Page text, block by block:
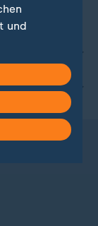
und
ändern.